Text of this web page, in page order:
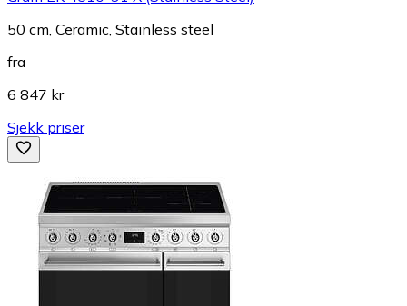
50 cm, Ceramic, Stainless steel
fra
6 847 kr
Sjekk priser